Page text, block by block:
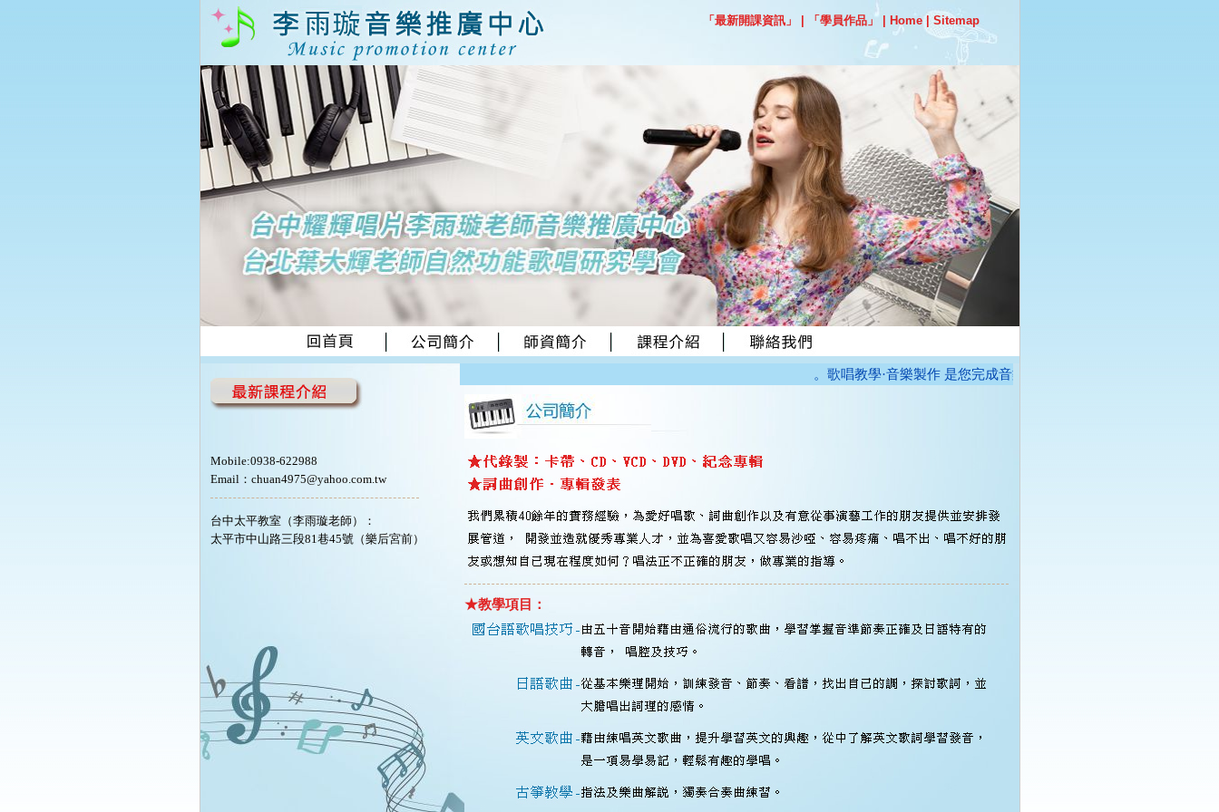
「最新開課資訊」 「學員作品」 Home| Sitemap
Mobile:0938-622988
Email：chuan4975@yahoo.com.tw
台中太平教室（李雨璇老師）：
太平市中山路三段81巷45號（樂后宮前）
。歌唱教學·音樂製作 是您完成音樂夢想的地方／。曜輝出片歌手
★教學項目：